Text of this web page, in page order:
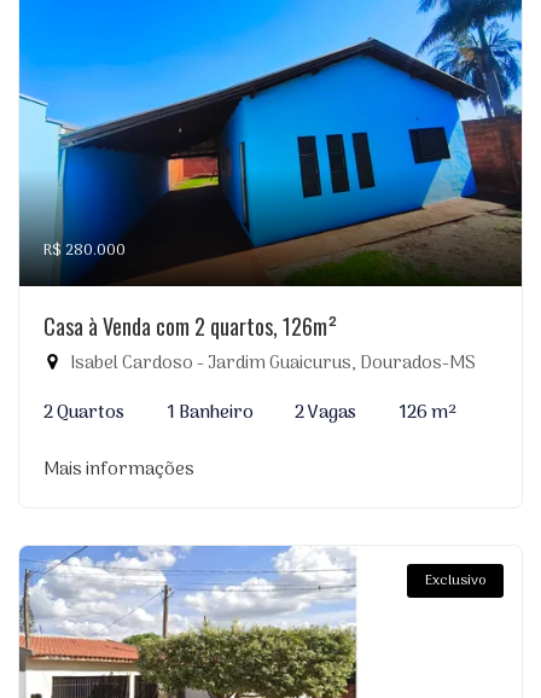
R$ 280.000
Casa à Venda com 2 quartos, 126m²
Isabel Cardoso - Jardim Guaicurus, Dourados-MS
2 Quartos
1 Banheiro 2 Vagas
126 m²
Mais informações
Exclusivo